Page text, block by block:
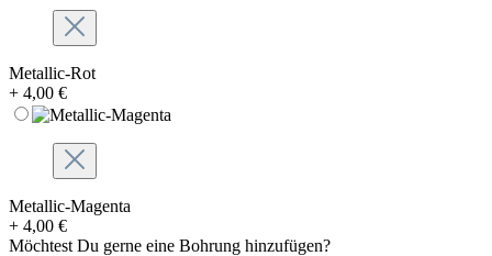
Metallic-Rot
+ 4,00 €
Metallic-Magenta
+ 4,00 €
Möchtest Du gerne eine Bohrung hinzufügen?